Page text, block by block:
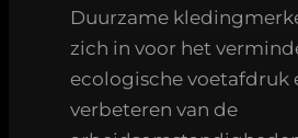
Duurzame
zich in voor het
ecologische voetafdruk
verbeteren van de